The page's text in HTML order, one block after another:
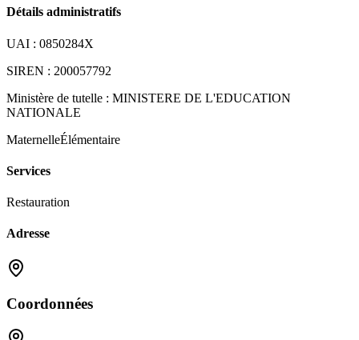
Détails administratifs
UAI : 0850284X
SIREN : 200057792
Ministère de tutelle : MINISTERE DE L'EDUCATION
NATIONALE
MaternelleÉlémentaire
Services
Restauration
Adresse
Coordonnées